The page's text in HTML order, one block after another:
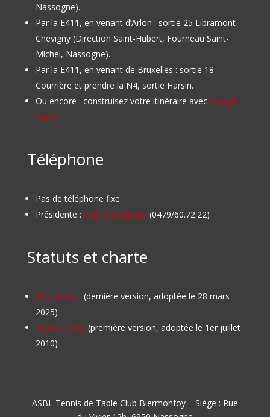
Nassogne).
Par la E411, en venant d’Arlon : sortie 25 Libramont-
Chevigny (Direction Saint-Hubert, Fourneau Saint-
Michel, Nassogne).
Par la E411, en venant de Bruxelles : sortie 18
Courrière et prendre la N4, sortie Harsin.
Ou encore : construisez votre itinéraire avec Google
Maps.
Téléphone
Pas de téléphone fixe
Présidente : Valérie Dedriche (0479/60.72.22)
Statuts et charte
Nos statuts (dernière version, adoptée le 28 mars
2025)
Notre charte (première version, adoptée le 1er juillet
2010)
ASBL Tennis de Table Club Biermonfoy – Siège : Rue